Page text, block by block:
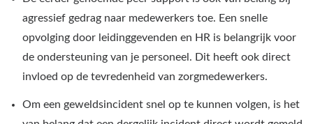
agressief gedrag naar medewerkers toe. Een snelle
opvolging door leidinggevenden en HR is belangrijk voor
de ondersteuning van je personeel. Dit heeft ook direct
invloed op de tevredenheid van zorgmedewerkers.
Om een geweldsincident snel op te kunnen volgen, is het